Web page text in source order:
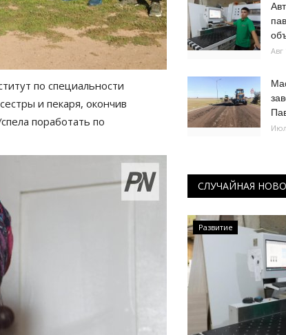
по специальности
и пекаря, окончив
поработать по
Авг
СЛУЧАЙНАЯ